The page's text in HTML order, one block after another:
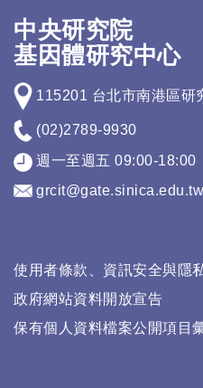
中央研究院
基因體研究中心
115201 台北市南港區研
(02)2789-9930
週一至週五 09:00-18:00
grcit@gate.sinica.edu.tw
使用者條款、資訊安全與隱
政府網站資料開放宣告
保有個人資料檔案公開項目